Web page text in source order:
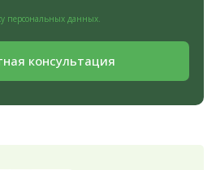
персональных данных.
консультация